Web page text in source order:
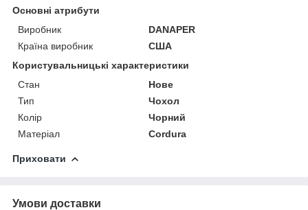
Основні атрибути
Виробник
DANAPER
Країна виробник
США
Користувальницькі характеристики
Стан
Нове
Тип
Чохол
Колір
Чорний
Матеріал
Cordura
Приховати
Умови доставки